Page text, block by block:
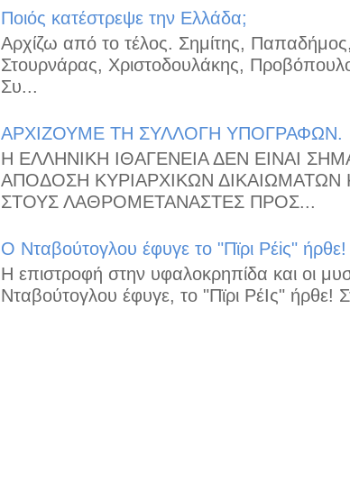
Ποιός κατέστρεψε την Ελλάδα;
Αρχίζω από το τέλος. Σημίτης,
Στουρνάρας, Χριστοδουλάκης,
Συ...
ΑΡΧΙΖΟΥΜΕ ΤΗ ΣΥΛΛΟΓΗ ΥΠΟΓΡΑΦΩΝ.
Η ΕΛΛΗΝΙΚΗ ΙΘΑΓΕΝΕΙΑ ΔΕΝ ΕΙΝΑΙ
ΑΠΟΔΟΣΗ ΚΥΡΙΑΡΧΙΚΩΝ ΔΙΚΑΙΩΜΑΤΩΝ
ΣΤΟΥΣ ΛΑΘΡΟΜΕΤΑΝΑΣΤΕΣ ΠΡΟΣ...
O Nταβούτογλου έφυγε το "Πϊρι Ρέiς" ήρθε!
Η επιστροφή στην υφαλοκρηπίδα και οι
Νταβούτογλου έφυγε, το "Πϊρι ΡέΙς" ήρθε!